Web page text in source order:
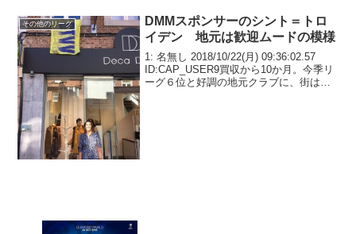
その他のリーグ
DMMスポンサーのシント＝トロ
イデン 地元は歓迎ムードの模様
1: 名無し 2018/10/22(月) 09:36:02.57
ID:CAP_USER9買収から10か月。今季リ
ーグ６位と好調の地元クラブに、街は歓